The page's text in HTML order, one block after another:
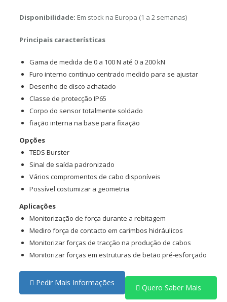
Disponibilidade: Em stock na Europa (1 a 2 semanas)
Principais características
Gama de medida de 0 a 100 N até 0 a 200 kN
Furo interno contínuo centrado medido para se ajustar
Desenho de disco achatado
Classe de protecção IP65
Corpo do sensor totalmente soldado
fiação interna na base para fixação
Opções
TEDS Burster
Sinal de saída padronizado
Vários compromentos de cabo disponíveis
Possível costumizar a geometria
Aplicações
Monitorização de força durante a rebitagem
Mediro força de contacto em carimbos hidráulicos
Monitorizar forças de tracção na produção de cabos
Monitorizar forças em estruturas de betão pré-esforçado
Pedir Mais Informações
Quero Saber Mais